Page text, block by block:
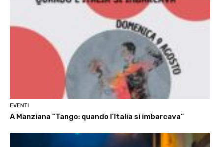
EVENTI
A Manziana “Tango: quando l’Italia si imbarcava”